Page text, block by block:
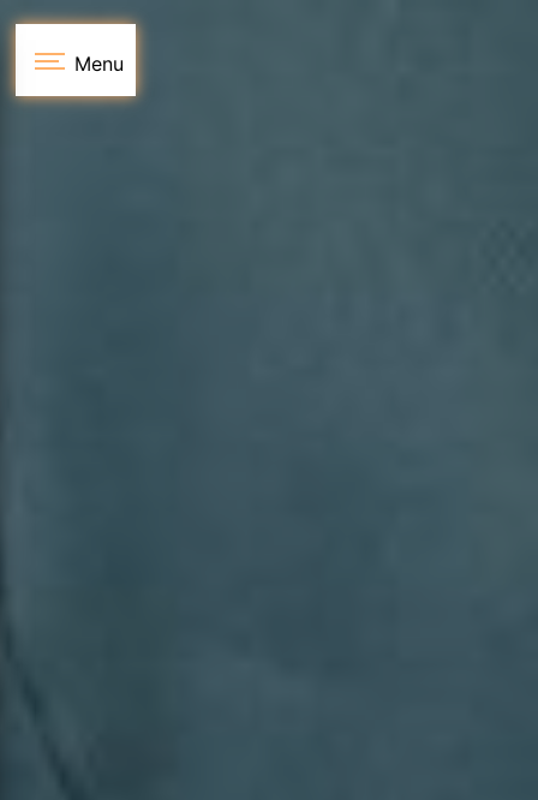
Menu
Panneau de gestion des cookies